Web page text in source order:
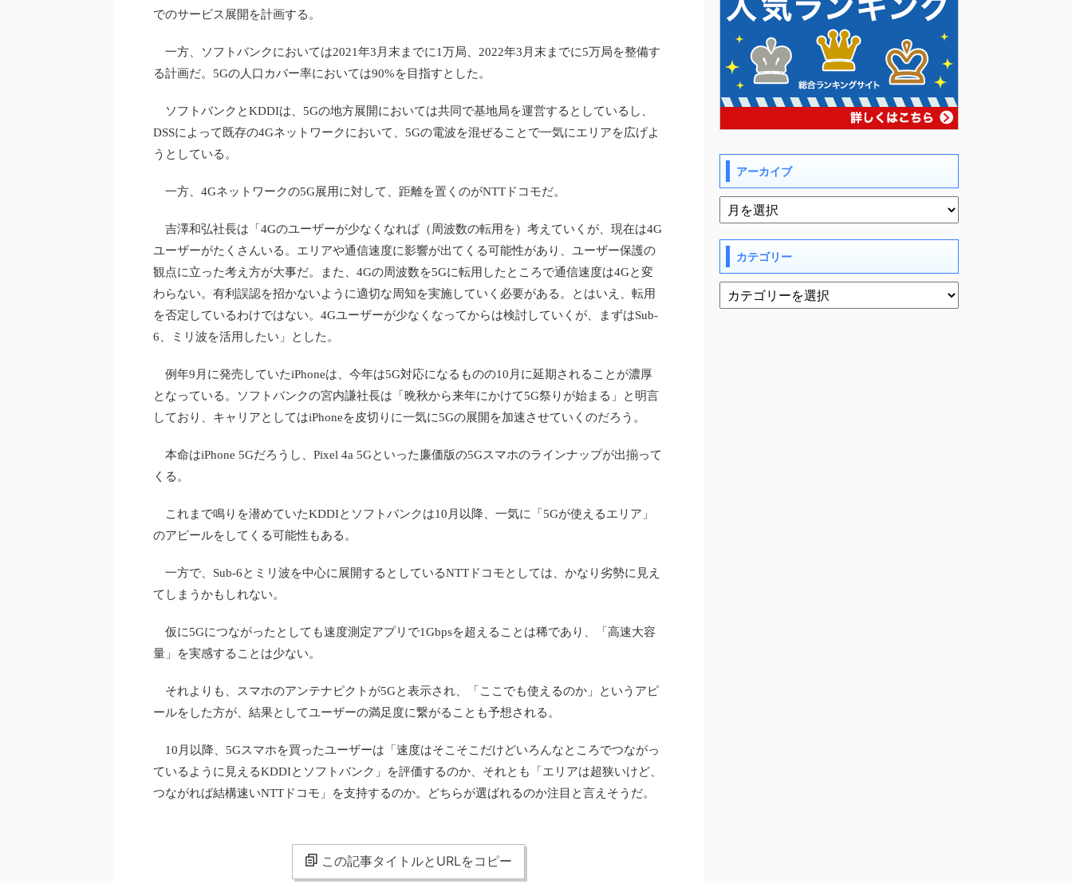
でのサービス展開を計画する。
一方、ソフトバンクにおいては2021年3月末までに1万局、2022年3月末までに5万局を整備す
る計画だ。5Gの人口カバー率においては90%を目指すとした。
ソフトバンクとKDDIは、5Gの地方展開においては共同で基地局を運営するとしているし、
DSSによって既存の4Gネットワークにおいて、5Gの電波を混ぜることで一気にエリアを広げよ
うとしている。
一方、4Gネットワークの5G展用に対して、距離を置くのがNTTドコモだ。
吉澤和弘社長は「4Gのユーザーが少なくなれば（周波数の転用を）考えていくが、現在は4G
ユーザーがたくさんいる。エリアや通信速度に影響が出てくる可能性があり、ユーザー保護の
観点に立った考え方が大事だ。また、4Gの周波数を5Gに転用したところで通信速度は4Gと変
わらない。有利誤認を招かないように適切な周知を実施していく必要がある。とはいえ、転用
を否定しているわけではない。4Gユーザーが少なくなってからは検討していくが、まずはSub-
6、ミリ波を活用したい」とした。
例年9月に発売していたiPhoneは、今年は5G対応になるものの10月に延期されることが濃厚
となっている。ソフトバンクの宮内謙社長は「晩秋から来年にかけて5G祭りが始まる」と明言
しており、キャリアとしてはiPhoneを皮切りに一気に5Gの展開を加速させていくのだろう。
本命はiPhone 5Gだろうし、Pixel 4a 5Gといった廉価版の5Gスマホのラインナップが出揃って
くる。
これまで鳴りを潜めていたKDDIとソフトバンクは10月以降、一気に「5Gが使えるエリア」
のアピールをしてくる可能性もある。
一方で、Sub-6とミリ波を中心に展開するとしているNTTドコモとしては、かなり劣勢に見え
てしまうかもしれない。
仮に5Gにつながったとしても速度測定アプリで1Gbpsを超えることは稀であり、「高速大容
量」を実感することは少ない。
それよりも、スマホのアンテナピクトが5Gと表示され、「ここでも使えるのか」というアピ
ールをした方が、結果としてユーザーの満足度に繋がることも予想される。
10月以降、5Gスマホを買ったユーザーは「速度はそこそこだけどいろんなところでつながっ
ているように見えるKDDIとソフトバンク」を評価するのか、それとも「エリアは超狭いけど、
つながれば結構速いNTTドコモ」を支持するのか。どちらが選ばれるのか注目と言えそうだ。
この記事タイトルとURLをコピー
アーカイブ
カテゴリー